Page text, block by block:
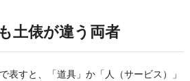
土俵が違う両者
表すと、「道具」か「人（サービス）」